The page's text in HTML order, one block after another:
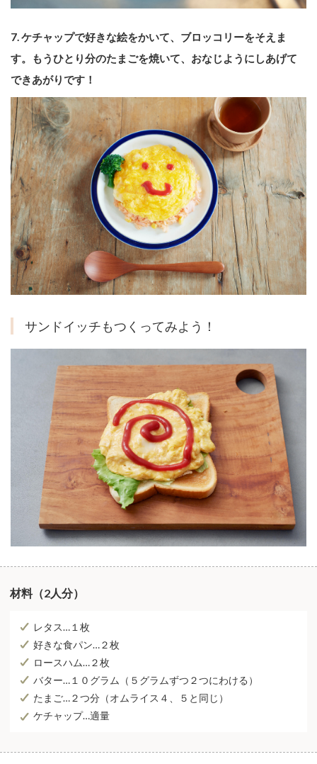
7. ケチャップで好きな絵をかいて、ブロッコリーをそえま
す。もうひとり分のたまごを焼いて、おなじようにしあげて
できあがりです！
サンドイッチもつくってみよう！
材料（2人分）
レタス…１枚
好きな食パン…２枚
ロースハム…２枚
バター…１０グラム（５グラムずつ２つにわける）
たまご…２つ分（オムライス４、５と同じ）
ケチャップ…適量